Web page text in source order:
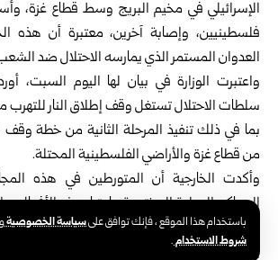
باستخدام هذا الموقع ، فإنك توافق علىسياسة الخصوصيةو
شروط الاستخدام.
الإسرائيلي في مخيم البريج وسط قطاع غزة،
فلسطينيين، وإصابة آخرين، معتبرة أن هذه
العدوان المستمر الذي يمارسه الاحتلال ضد
واعتبرت الوزارة في بيان لها اليوم السبت،
سلطات الاحتلال تستغل وقف إطلاق النار للتهرب من
بما في ذلك تنفيذ المرحلة الثانية من خطة وقف
من قطاع غزة والأراضي الفلسطينية المحتلة.
وأكدت الخارجية أن المتورطين في هذه
المحاكم الدولية المختصة، باعتبار هذه الأفعال
وجرائم ضد الإنسانية، مشيرة إلى أن الاكتفاء
يعد مقبولاً في ظل استمرار الانتهاكات وتصاعد